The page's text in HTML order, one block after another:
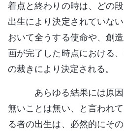
着点と終わりの時は、どの
出生により決定されていな
おいて全うする使命や、創
画が完了した時点における
の裁きにより決定される。
あらゆる結果には原
無いことは無い、と言われ
る者の出生は、必然的にそ